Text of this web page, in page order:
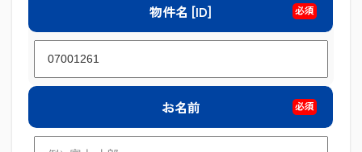
物件名 [ID] 必須
お名前 必須